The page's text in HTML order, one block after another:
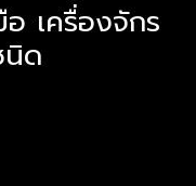
เครื่องจักร
ด